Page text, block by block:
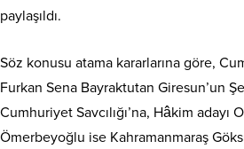
paylaşıldı.
Söz konusu atama kararlarına göre,
Furkan Sena Bayraktutan Giresun’un
Cumhuriyet Savcılığı’na, Hâkim adayı
Ömerbeyoğlu ise Kahramanmaraş